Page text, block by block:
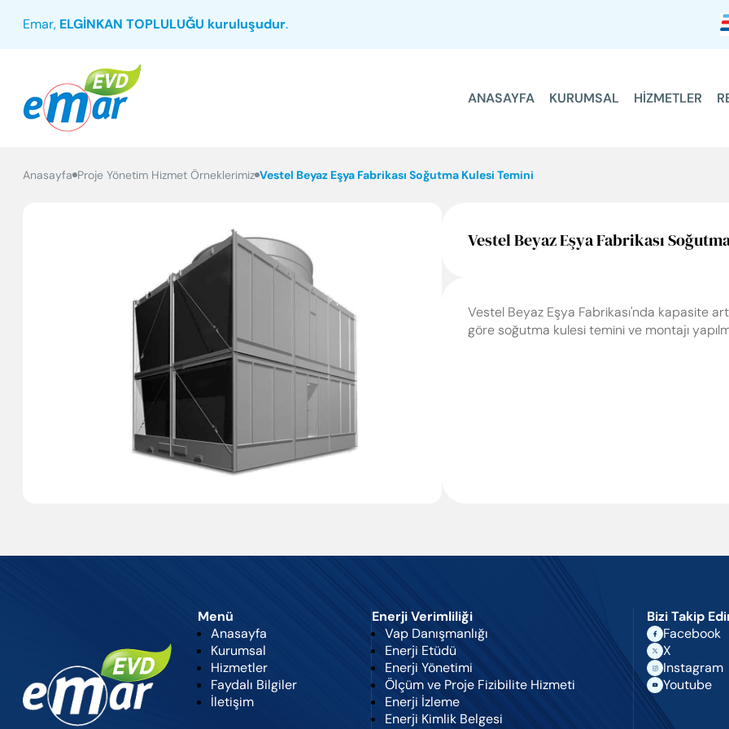
Emar, ELGİNKAN TOPLULUĞU kuruluşudur.
ANASAYFA KURUMSAL HİZMETLER
ANASAYFA
REFERANSLARIMIZ
İLETİŞİM
Anasayfa Proje Yönetim Hizmet Örneklerimiz Vestel Beyaz Eşya Fabrikası Soğutma Kulesi Temini
Vestel Beyaz Eşya Fabrikası
Vestel Beyaz Eşya Fabrikası'nda kapasite
göre soğutma kulesi temini ve montajı
Menü
Anasayfa
Kurumsal
Hizmetler
Faydalı Bilgiler
İletişim
Enerji Verimliliği
Vap Danışmanlığı
Enerji Etüdü
Enerji Yönetimi
Ölçüm ve Proje Fizibilite Hizmeti
Enerji İzleme
Enerji Kimlik Belgesi
Bizi Takip
Facebook
X
Instagram
Youtube